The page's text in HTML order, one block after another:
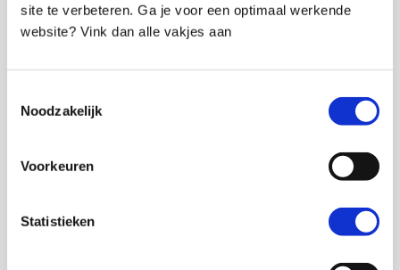
site te verbeteren. Ga je voor een optimaal werkende
website? Vink dan alle vakjes aan
Noodzakelijk
Voorkeuren
Statistieken